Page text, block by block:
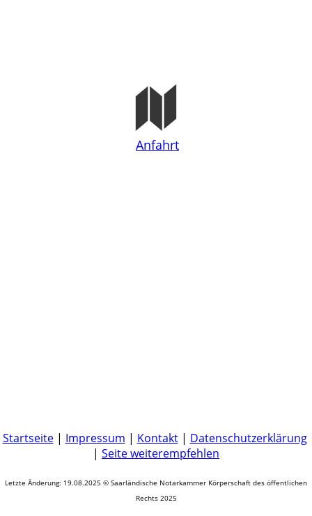
Anfahrt
Startseite| Impressum | Kontakt| Datenschutzerklärung
| Seite weiterempfehlen
Letzte Änderung: 19.08.2025 © Saarländische Notarkammer Körperschaft des öffentlichen
Rechts 2025